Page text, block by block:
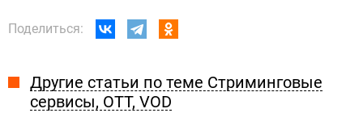
Поделиться:
Другие статьи по теме Стриминговые
сервисы, OTT, VOD